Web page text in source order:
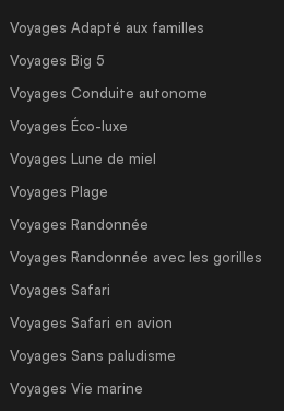
Voyages Adapté aux familles
Voyages Big 5
Voyages Conduite autonome
Voyages Éco-luxe
Voyages Lune de miel
Voyages Plage
Voyages Randonnée
Voyages Randonnée avec les gorilles
Voyages Safari
Voyages Safari en avion
Voyages Sans paludisme
Voyages Vie marine